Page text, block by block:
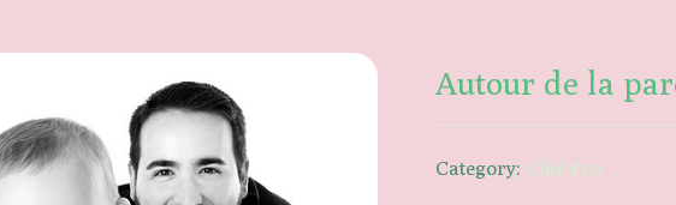
Autour de la
Category: Côté Pro